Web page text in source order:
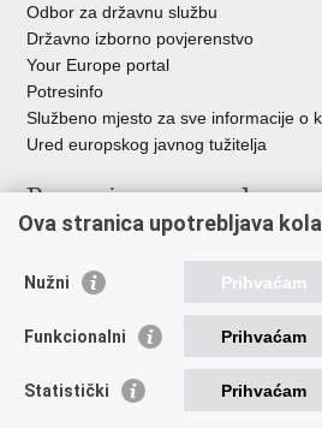
Odbor za državnu službu
Državno izborno povjerenstvo
Your Europe portal
Potresinfo
Službeno mjesto za sve informacije o
Ured europskog javnog tužitelja
Poveznice pravosudnog
Državno odvjetništvo
Ured za suzbijanje korupcije i
Državnoodvjetničko vijeće
Hrvatska odvjetnička komora
Ova stranica upotrebljava
Nužni Prihvaćam
Funkcionalni Prihvaćam
Statistički Prihvaćam